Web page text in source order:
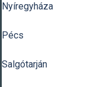
Nyíregyháza
Pécs
Salgótarján